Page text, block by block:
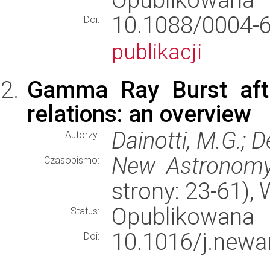
Doi: 10.1088/
publikacji
Gamma Ray Burst
relations: an overview
Autorzy: Dainotti, M.G.;
Czasopismo:
New
strony: 23-61),
Status: Opublikowana
Doi:
10.1016/